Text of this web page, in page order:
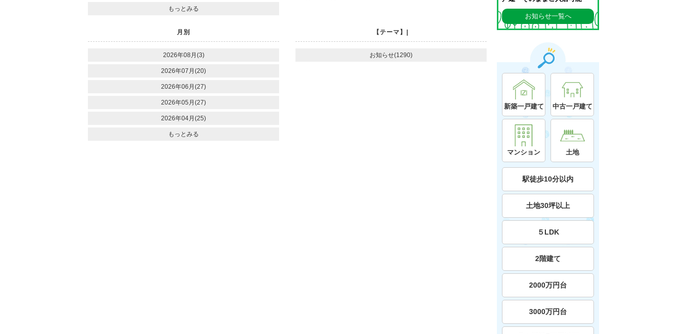
もっとみる
月別
2026年08月(3)
2026年07月(20)
2026年06月(27)
2026年05月(27)
2026年04月(25)
もっとみる
【テーマ】|
お知らせ(1290)
お知らせ一覧へ
新築一戸建て 中古一戸建て
マンション 土地
駅徒歩10分以内
土地30坪以上
５LDK
2階建て
2000万円台
3000万円台